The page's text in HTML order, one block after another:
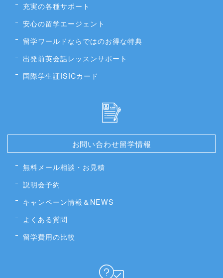
充実の各種サポート
安心の留学エージェント
留学ワールドならではのお得な特典
出発前英会話レッスンサポート
国際学生証ISICカード
お問い合わせ留学情報
無料メール相談・お見積
説明会予約
キャンペーン情報＆NEWS
よくある質問
留学費用の比較